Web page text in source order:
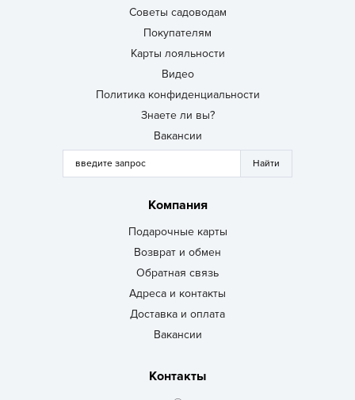
Советы садоводам
Покупателям
Карты лояльности
Видео
Политика конфиденциальности
Знаете ли вы?
Вакансии
Компания
Подарочные карты
Возврат и обмен
Обратная связь
Адреса и контакты
Доставка и оплата
Вакансии
Контакты